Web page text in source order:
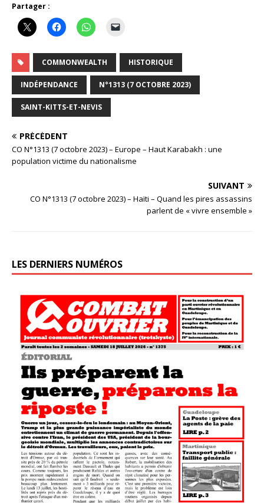
Partager :
COMMONWEALTH HISTORIQUE
INDÉPENDANCE N°1313 (7 OCTOBRE 2023)
SAINT-KITTS-ET-NEVIS
PRÉCÉDENT
CO N°1313 (7 octobre 2023) – Europe – Haut Karabakh : une
population victime du nationalisme
SUIVANT
CO N°1313 (7 octobre 2023) – Haïti – Quand les pires assassins
parlent de « vivre ensemble »
LES DERNIERS NUMÉROS